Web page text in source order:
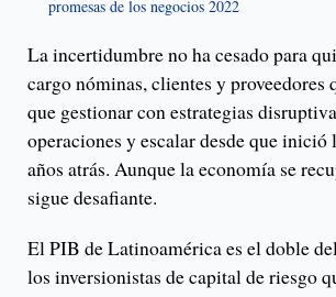
promesas de los negocios 2022
La incertidumbre no ha cesado para
cargo nóminas, clientes y proveedores
que gestionar con estrategias
operaciones y escalar desde que inició
años atrás. Aunque la economía se
sigue desafiante.
El PIB de Latinoamérica es el doble
los inversionistas de capital de riesgo